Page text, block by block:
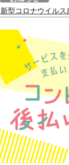
新型コロナウイルス